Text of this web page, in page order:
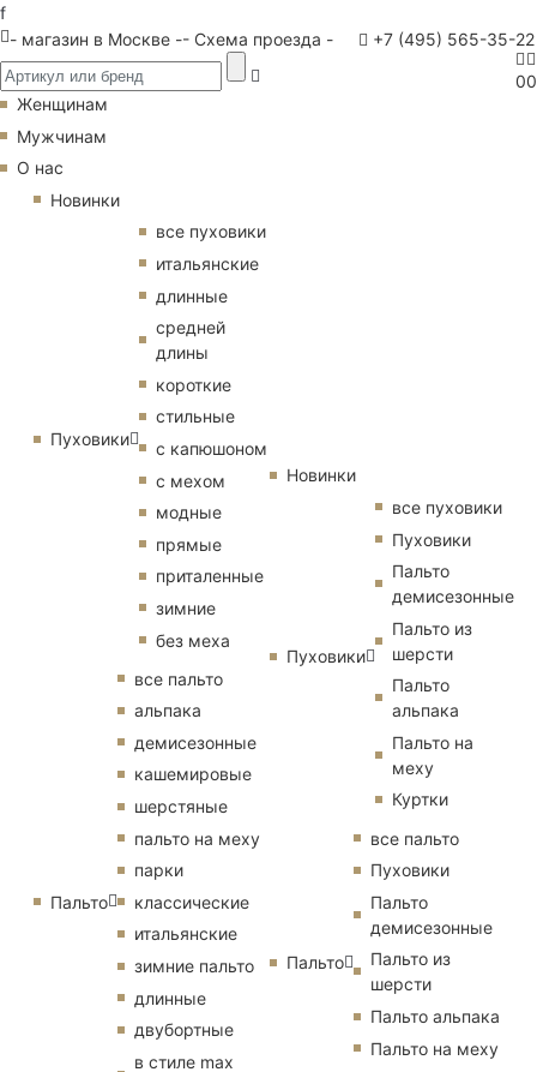
f
- магазин в Москве -- Схема проезда - +7 (495) 565-35-22
00
Женщинам
Мужчинам
О нас
Новинки
Пуховики
все пуховики
итальянские
длинные
средней
длины
короткие
стильные
с капюшоном
с мехом
модные
прямые
приталенные
зимние
без меха
Пальто
все пальто
альпака
демисезонные
кашемировые
шерстяные
пальто на меху
парки
классические
итальянские
зимние пальто
длинные
двубортные
в стиле max
Новинки
Пуховики
все пуховики
Пуховики
Пальто
демисезонные
Пальто из
шерсти
Пальто
альпака
Пальто на
меху
Куртки
Пальто
все пальто
Пуховики
Пальто
демисезонные
Пальто из
шерсти
Пальто альпака
Пальто на меху